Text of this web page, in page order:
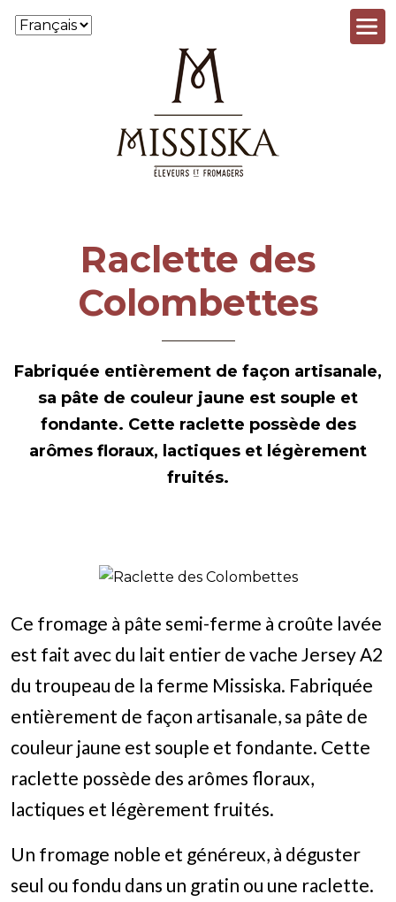
Aller au contenu principal
Raclette des
Colombettes
Fabriquée entièrement de façon artisanale,
sa pâte de couleur jaune est souple et
fondante. Cette raclette possède des
arômes floraux, lactiques et légèrement
fruités.
Ce fromage à pâte semi-ferme à croûte lavée
est fait avec du lait entier de vache Jersey A2
du troupeau de la ferme Missiska. Fabriquée
entièrement de façon artisanale, sa pâte de
couleur jaune est souple et fondante. Cette
raclette possède des arômes floraux,
lactiques et légèrement fruités.
Un fromage noble et généreux, à déguster
seul ou fondu dans un gratin ou une raclette.